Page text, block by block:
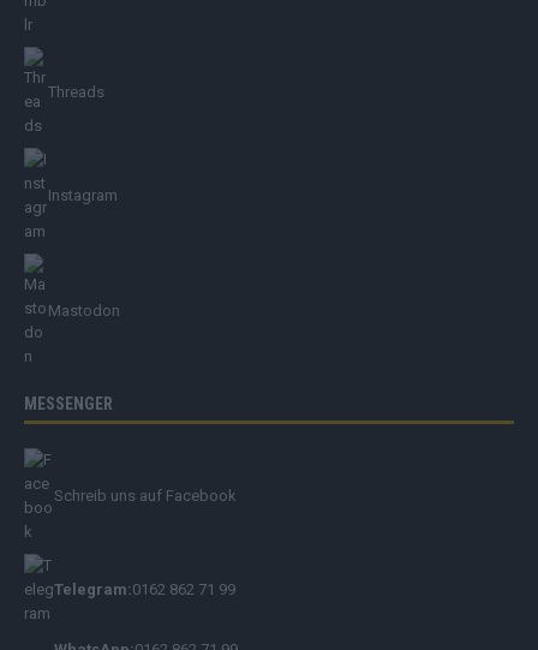
Threads
Instagram
Mastodon
MESSENGER
Schreib uns auf Facebook
Telegram:0162 862 71 99